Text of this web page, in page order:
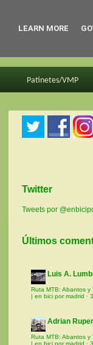
Patinetes/VMP
Twitter
Tweets por
Últimos
Luis A.
Ruta MTB: Abantos
| en bici por madrid ·
Adrian
Ruta MTB: Abantos
| en bici por madrid ·
LEARN MORE